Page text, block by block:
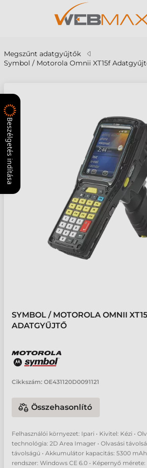
Megszűnt adatgyűjtők
Symbol / Motorola Omnii XT15f
SYMBOL / MOTOROLA OMNII
ADATGYŰJTŐ
Cikkszám: OE431120D0091121
Összehasonlító
Felhasználói környezet: Ipari • Kivitel: Kézi •
technológia: 2D Area Imager • Olvasási
távolságú • Akkumulátor kapacitás: 5300 mAh
rendszer: Windows CE 6.0 • Képernyő mérete:
Beszélgetés indítása